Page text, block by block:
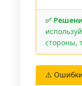
✅
стороны,
⚠️ Ошибки